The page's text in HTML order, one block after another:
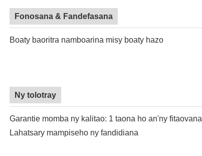
Fonosana & Fandefasana
Boaty baoritra namboarina misy boaty hazo
Ny tolotray
Garantie momba ny kalitao: 1 taona ho an'ny fitaovana
Lahatsary mampiseho ny fandidiana